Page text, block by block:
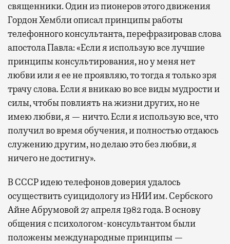
священники. Один из пионеров этого движения
Гордон Хембли описал принципы работы
телефонного консультанта, перефразировав слова
апостола Павла: «Если я использую все лучшие
принципы консультирования, но у меня нет
любви или я ее не проявляю, то тогда я только зря
трачу слова. Если я вникаю во все виды мудрости и
силы, чтобы повлиять на жизни других, но не
имею любви, я — ничто. Если я использую все, что
получил во время обучения, и полностью отдаюсь
служению другим, но делаю это без любви, я
ничего не достигну».
В СССР идею телефонов доверия удалось
осуществить суицидологу из НИИ им. Сербского
Айне Абрумовой 27 апреля 1982 года. В основу
общения с психологом-консультантом были
положены международные принципы —